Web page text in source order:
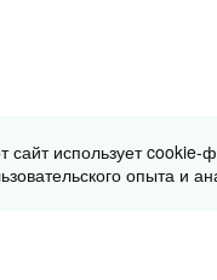
сайт использует
опыта и